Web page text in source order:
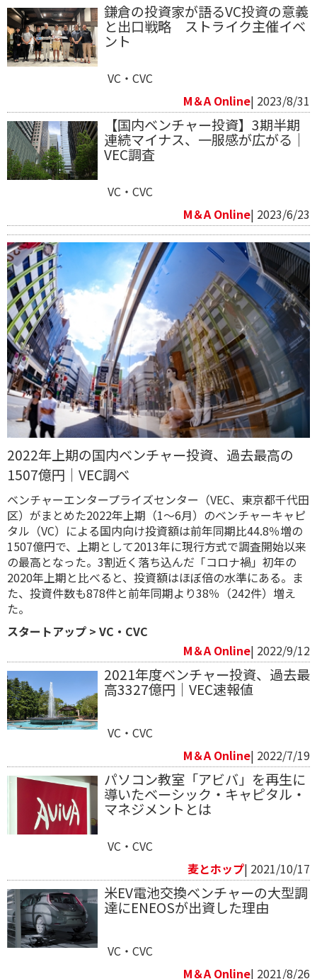
鎌倉の投資家が語るVC投資の意義
と出口戦略 ストライク主催イベ
ント
VC・CVC
M＆A Online| 2023/8/31
【国内ベンチャー投資】3期半期
連続マイナス、一服感が広がる｜
VEC調査
VC・CVC
M＆A Online| 2023/6/23
2022年上期の国内ベンチャー投資、過去最高の
1507億円｜VEC調べ
ベンチャーエンタープライズセンター（VEC、東京都千代田
区）がまとめた2022年上期（1～6月）のベンチャーキャピ
タル（VC）による国内向け投資額は前年同期比44.8％増の
1507億円で、上期として2013年に現行方式で調査開始以来
の最高となった。3割近く落ち込んだ「コロナ禍」初年の
2020年上期と比べると、投資額はほぼ倍の水準にある。ま
た、投資件数も878件と前年同期より38％（242件）増え
た。
スタートアップ > VC・CVC
M＆A Online| 2022/9/12
2021年度ベンチャー投資、過去最
高3327億円｜VEC速報値
VC・CVC
M＆A Online| 2022/7/19
パソコン教室「アビバ」を再生に
導いたベーシック・キャピタル・
マネジメントとは
VC・CVC
麦とホップ| 2021/10/17
米EV電池交換ベンチャーの大型調
達にENEOSが出資した理由
VC・CVC
M＆A Online| 2021/8/26